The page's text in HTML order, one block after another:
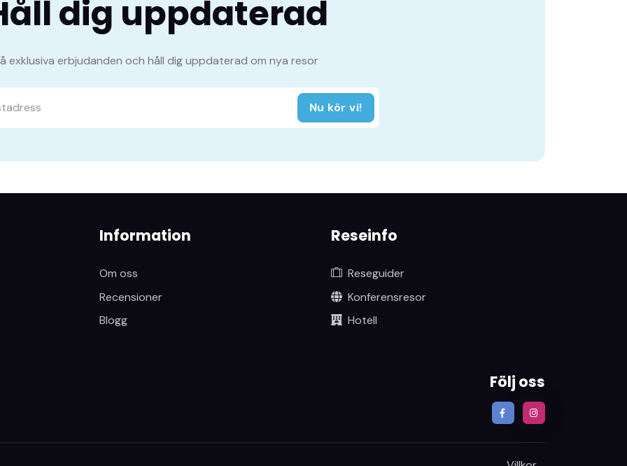
dig uppdaterad
exklusiva erbjudanden och håll dig uppdaterad om nya resor
Nu kör vi!
Information
Om oss
Recensioner
Blogg
Reseinfo
Reseguider
Konferensresor
Hotell
Följ oss